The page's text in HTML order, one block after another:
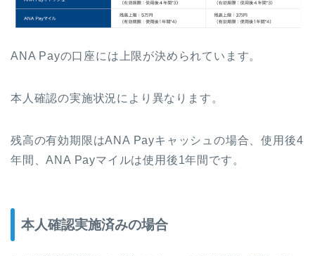
ANA Payの口座には上限が決められています。
本人確認の実施状況により異なります。
残高の有効期限はANA Payキャッシュの場合、使用後4
年間、ANA Payマイルは使用後1年間です。
本人確認実施済みの場合